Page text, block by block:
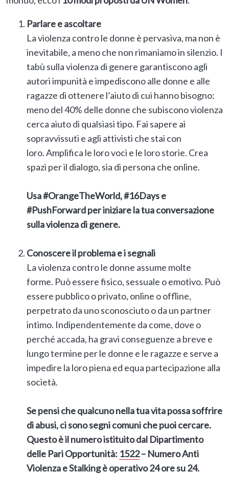
Parlare e ascoltare
La violenza contro le donne è pervasiva, ma non è
inevitabile, a meno che non rimaniamo in silenzio. I
tabù sulla violenza di genere garantiscono agli
autori impunità e impediscono alle donne e alle
ragazze di ottenere l’aiuto di cui hanno bisogno:
meno del 40% delle donne che subiscono violenza
cerca aiuto di qualsiasi tipo. Fai sapere ai
sopravvissuti e agli attivisti che stai con
loro. Amplifica le loro voci e le loro storie. Crea
spazi per il dialogo, sia di persona che online.
Usa #OrangeTheWorld, #16Days e
#PushForward per iniziare la tua conversazione
sulla violenza di genere.
Conoscere il problema e i segnali
La violenza contro le donne assume molte
forme. Può essere fisico, sessuale o emotivo. Può
essere pubblico o privato, online o offline,
perpetrato da uno sconosciuto o da un partner
intimo. Indipendentemente da come, dove o
perché accada, ha gravi conseguenze a breve e
lungo termine per le donne e le ragazze e serve a
impedire la loro piena ed equa partecipazione alla
società.
Se pensi che qualcuno nella tua vita possa soffrire
di abusi, ci sono segni comuni che puoi cercare.
Questo è il numero istituito dal Dipartimento
delle Pari Opportunità: 1522– Numero Anti
Violenza e Stalking è operativo 24 ore su 24.